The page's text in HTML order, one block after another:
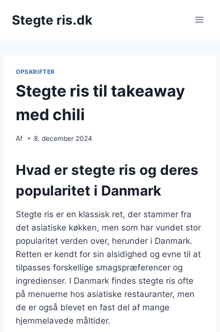
Stegte ris.dk
OPSKRIFTER
Stegte ris til takeaway
med chili
Af 8. december 2024
Hvad er stegte ris og deres
popularitet i Danmark
Stegte ris er en klassisk ret, der stammer fra
det asiatiske køkken, men som har vundet stor
popularitet verden over, herunder i Danmark.
Retten er kendt for sin alsidighed og evne til at
tilpasses forskellige smagspræferencer og
ingredienser. I Danmark findes stegte ris ofte
på menuerne hos asiatiske restauranter, men
de er også blevet en fast del af mange
hjemmelavede måltider.